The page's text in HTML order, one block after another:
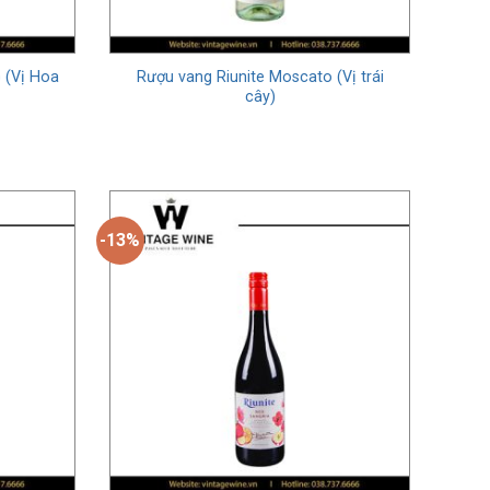
sử của
hoạch, ép nho để lấy nước, lên men, và cuối cùng
rượu vang, và sự hiểu biết sâu sắc về quá trình này
hợp với nhiều sở thích và cảm nhận cá nhân khác
(Vị Hoa
Rượu vang Riunite Moscato (Vị trái
cây)
-13%